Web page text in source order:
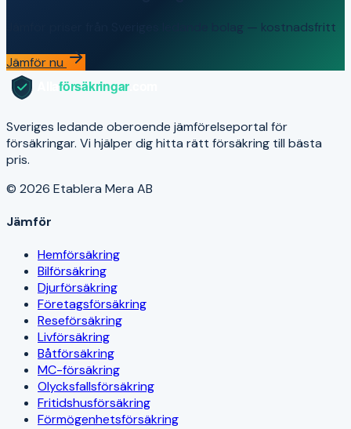
Jämför priser från Sveriges ledande bolag — kostnadsfritt
Jämför nu
Sveriges ledande oberoende jämförelseportal för
försäkringar. Vi hjälper dig hitta rätt försäkring till bästa
pris.
© 2026 Etablera Mera AB
Jämför
Hemförsäkring
Bilförsäkring
Djurförsäkring
Företagsförsäkring
Reseförsäkring
Livförsäkring
Båtförsäkring
MC-försäkring
Olycksfallsförsäkring
Fritidshusförsäkring
Förmögenhetsförsäkring